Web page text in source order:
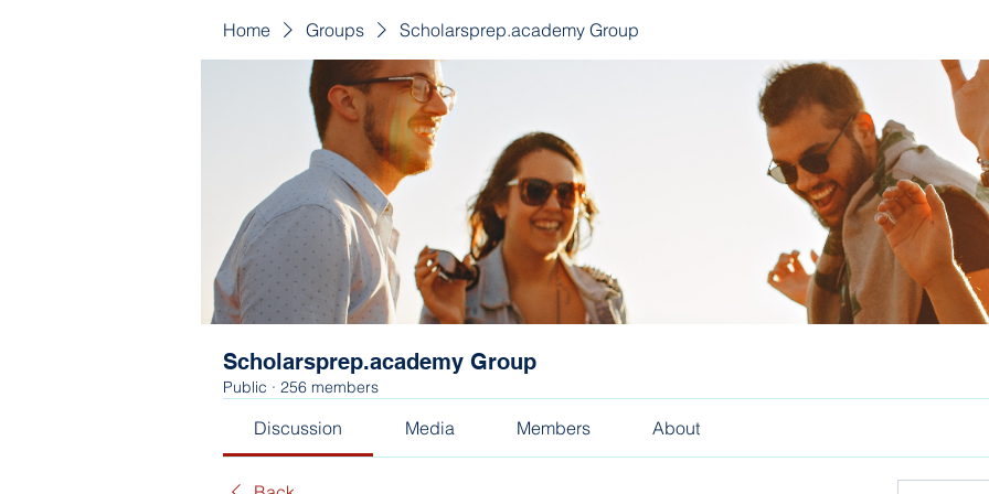
Home Groups Scholarsprep.academy Group
Scholarsprep.academy Group
Public · 256 members
Discussion Media Members About